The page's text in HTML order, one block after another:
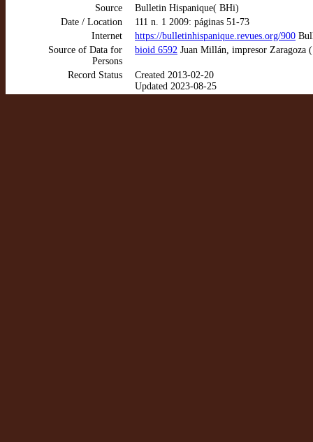
Source
Bulletin Hispanique( BHi)
Date / Location
111 n. 1 2009: páginas 51-73
Internet
https://bulletinhispanique.revues.org/900
Source of Data for
Persons
bioid 6592 Juan Millán, impresor Zaragoza
Record Status
Created 2013-02-20
Updated 2023-08-25